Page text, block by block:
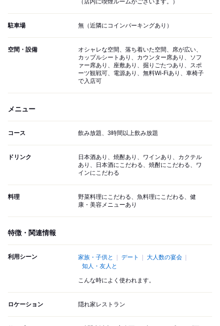
（店内に喫煙ルームがございます。）
駐車場 無（近隣にコインパーキングあり）
空間・設備
オシャレな空間、落ち着いた空間、席が広い、
カップルシートあり、カウンター席あり、ソフ
ァー席あり、座敷あり、掘りごたつあり、スポ
ーツ観戦可、電源あり、無料Wi-Fiあり、車椅子
で入店可
メニュー
コース 飲み放題、3時間以上飲み放題
ドリンク
日本酒あり、焼酎あり、ワインあり、カクテル
あり、日本酒にこだわる、焼酎にこだわる、ワ
インにこだわる
料理
野菜料理にこだわる、魚料理にこだわる、健
康・美容メニューあり
特徴・関連情報
利用シーン 家族・子供と デート
大人数の宴会
知人・友人と
こんな時によく使われます。
ロケーション 隠れ家レストラン